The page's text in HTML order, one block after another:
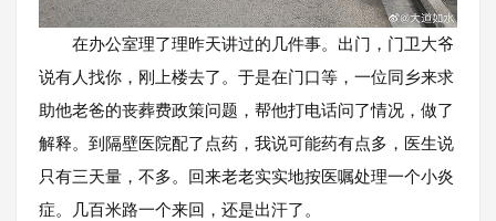
在办公室理了理昨天讲过的几件事。出门，门卫大爷
说有人找你，刚上楼去了。于是在门口等，一位同乡来求
助他老爸的丧葬费政策问题，帮他打电话问了情况，做了
解释。到隔壁医院配了点药，我说可能药有点多，医生说
只有三天量，不多。回来老老实实地按医嘱处理一个小炎
症。几百米路一个来回，还是出汗了。